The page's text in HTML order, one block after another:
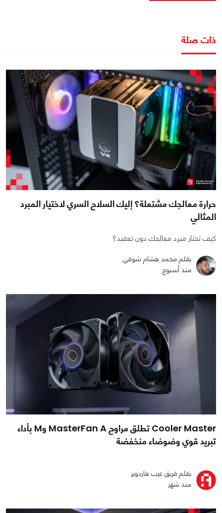
ذات صلة
حرارة معالجك مشتعلة؟ إليك السلاح السري لاختيار المبرد
المثالي
كيف تختار مبرد معالجك دون تعقيد؟
بقلم محمد هشام شوقي
منذ أسبوع
Cooler Master تطلق مراوح MasterFan A وM بأداء
تبريد قوي وضوضاء منخفضة
بقلم فريق عرب هاردوير
منذ شهر